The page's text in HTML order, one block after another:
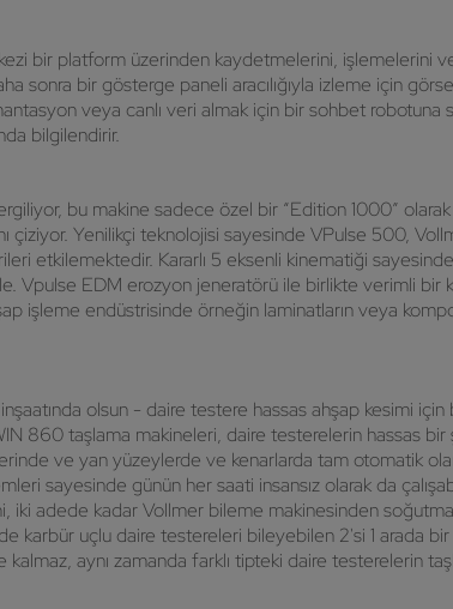
bir platform üzerinden kaydetmelerini, işlemelerini
sonra bir gösterge paneli aracılığıyla izleme için
veya canlı veri almak için bir sohbet robotuna
bilgilendirir.
bu makine sadece özel bir “Edition 1000”
çiziyor. Yenilikçi teknolojisi sayesinde VPulse 500,
etkilemektedir. Kararlı 5 eksenli kinematiği
Vpulse EDM erozyon jeneratörü ile birlikte verimli bir
işleme endüstrisinde örneğin laminatların veya
olsun - daire testere hassas ahşap kesimi
860 taşlama makineleri, daire testerelerin hassas bir
ve yan yüzeylerde ve kenarlarda tam otomatik
sayesinde günün her saati insansız olarak da
iki adede kadar Vollmer bileme makinesinden
karbür uçlu daire testereleri bileyebilen 2'si 1 arada
aynı zamanda farklı tipteki daire testerelerin